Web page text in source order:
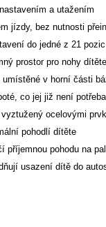
a utažením
jízdy, bez nutnosti
do jedné z 21
prostor pro nohy dítěte
v horní části
co jej již není potřeba
ocelovými
pohodlí dítěte
příjemnou pohodu na
usazení dítě do